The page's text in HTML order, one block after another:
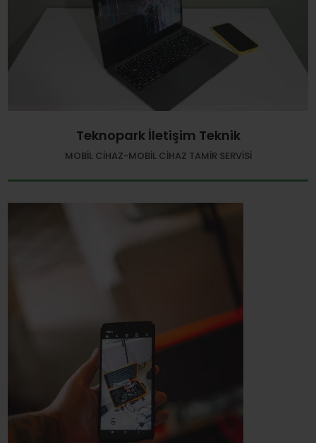
Teknopark İletişim Teknik
MOBIL CIHAZ-MOBIL CIHAZ TAMIR SERVISI